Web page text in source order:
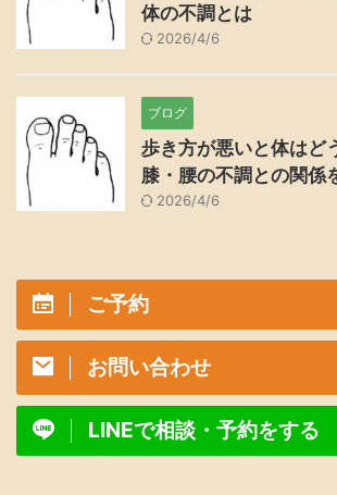
体の不調とは
2026/4/6
ブログ
歩き方が悪いと体はど
膝・腰の不調との関係
2026/4/6
ご予約
お問い合わせ
LINEで相談・予約をする